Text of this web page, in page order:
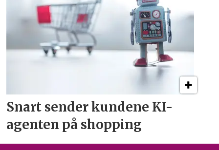
Snart sender kundene KI-
agenten på shopping